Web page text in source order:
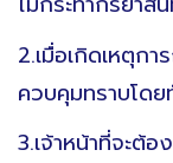
2.เมื่อเกิดเหตุก
ควบคุมทราบโด
3.เจ้าหน้าที่จะต้